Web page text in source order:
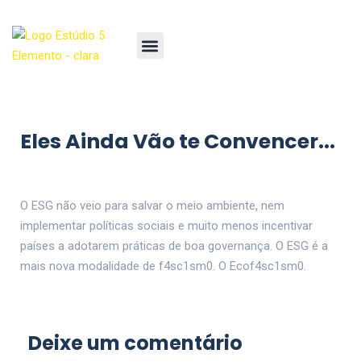
Eles Ainda Vão te Convencer...
O ESG não veio para salvar o meio ambiente, nem
implementar políticas sociais e muito menos incentivar
países a adotarem práticas de boa governança. O ESG é a
mais nova modalidade de f4sc1sm0. O Ecof4sc1sm0.
Deixe um comentário